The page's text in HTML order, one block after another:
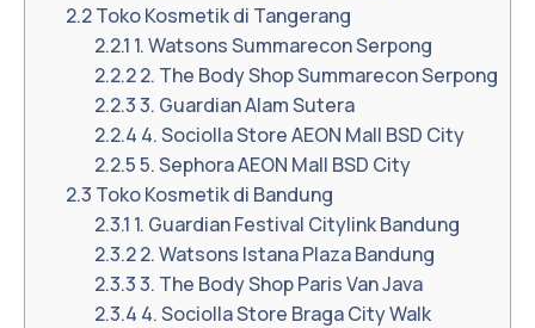
2.2Toko Kosmetik di Tangerang
2.2.1 1. Watsons Summarecon Serpong
2.2.22. The Body Shop Summarecon Serpong
2.2.33. Guardian Alam Sutera
2.2.4 4. Sociolla Store AEON Mall BSD City
2.2.55. Sephora AEON Mall BSD City
2.3 Toko Kosmetik di Bandung
2.3.1 1. Guardian Festival Citylink Bandung
2.3.22. Watsons Istana Plaza Bandung
2.3.33. The Body Shop Paris Van Java
2.3.4 4. Sociolla Store Braga City Walk